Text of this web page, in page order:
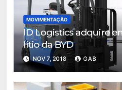
MOVIMENTAÇÃO
ID Logistics adquire
lítio da BYD
NOV 7, 2018 GAB